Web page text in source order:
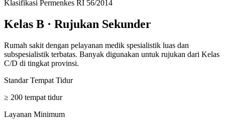
Klasifikasi Permenkes RI 56/2014
Kelas B · Rujukan Sekunder
Rumah sakit dengan pelayanan medik spesialistik luas dan
subspesialistik terbatas. Banyak digunakan untuk rujukan dari Kelas
C/D di tingkat provinsi.
Standar Tempat Tidur
≥ 200 tempat tidur
Layanan Minimum